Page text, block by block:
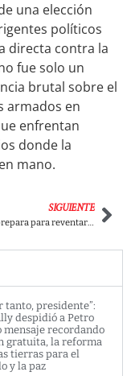
una elección
políticos
directa contra la
fue solo un
brutal sobre el
armados en
enfrentan
donde la
mano.
SIGUIENTE
¡Bogotá se prepara para reventar la Plaza de Bolívar! Iván Cepeda va por el golpe final con su cierre de campaña este 22 de mayo ¡Va con toda por la primera vuelta!
tanto, presidente”:
despidió a Petro
mensaje recordando
gratuita, la reforma
tierras para el
y la paz